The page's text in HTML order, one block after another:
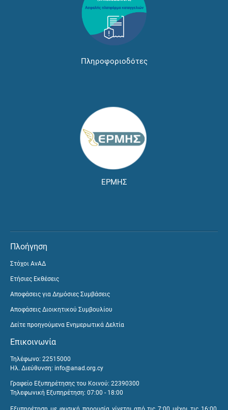
Πληροφοριοδότες
ΕΡΜΗΣ
Πλοήγηση
Στόχοι ΑνΑΔ
Ετήσιες Εκθέσεις
Αποφάσεις για Δημόσιες Συμβάσεις
Αποφάσεις Διοικητικού Συμβουλίου
Δείτε προηγούμενα Ενημερωτικά Δελτία
Επικοινωνία
Τηλέφωνο: 22515000
Ηλ. Διεύθυνση: info@anad.org.cy
Γραφείο Εξυπηρέτησης του Κοινού: 22390300
Τηλεφωνική Εξυπηρέτηση: 07:00 - 18:00